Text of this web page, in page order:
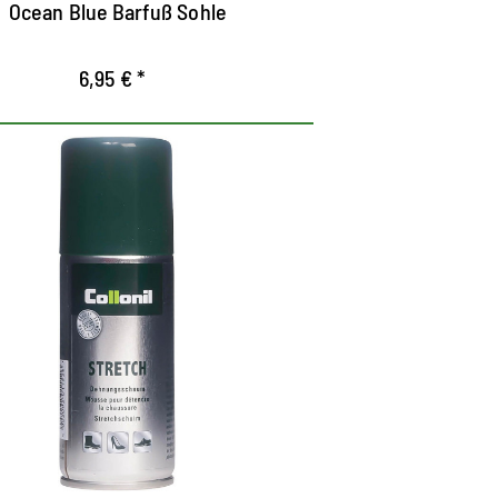
la circulación del aire, brindan un
en el zapato.
Ocean Blue Barfuß Sohle
6,95 € *
de tensión para
zapatos nuevos
espuma especial estira los puntos de
en el zapato.
los zapatos específicamente a los
de presión.
ayudante perfecto quando se usan